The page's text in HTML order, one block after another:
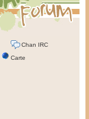
Chan IRC
Carte